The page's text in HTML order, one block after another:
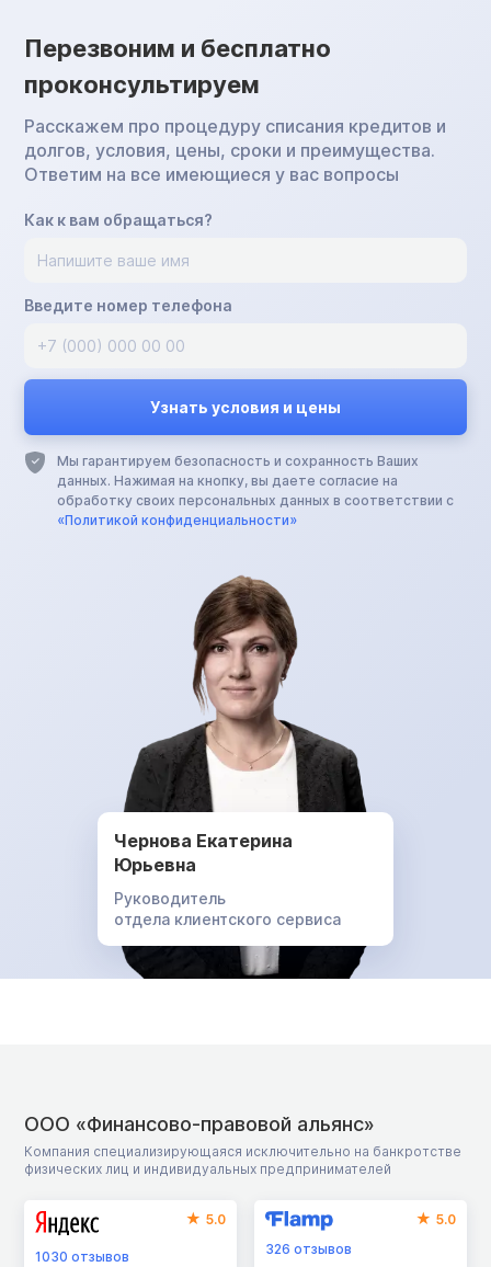
Перезвоним и бесплатно
проконсультируем
Расскажем про процедуру списания кредитов и
долгов, условия, цены, сроки и преимущества.
Ответим на все имеющиеся у вас вопросы
Как к вам обращаться?
Введите номер телефона
Мы гарантируем безопасность и сохранность Ваших
данных. Нажимая на кнопку, вы даете согласие на
обработку своих персональных данных в соответствии с
«Политикой конфиденциальности»
Чернова Екатерина
Юрьевна
Руководитель
отдела клиентского сервиса
ООО «Финансово-правовой альянс»
Компания специализирующаяся исключительно на банкротстве
физических лиц и индивидуальных предпринимателей
5.0
1030 отзывов
5.0
326отзывов